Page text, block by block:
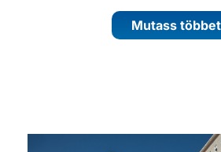
Mutass többet